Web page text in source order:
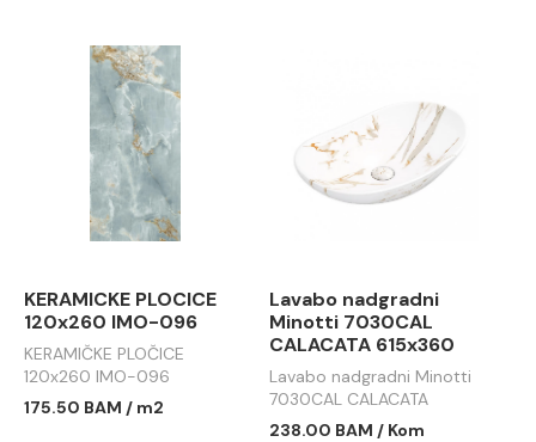
KERAMICKE PLOCICE
120x260 IMO-096
KERAMIČKE PLOČICE
120x260 IMO-096
175.50 BAM / m2
Lavabo nadgradni
Minotti 7030CAL
CALACATA 615x360
Lavabo nadgradni Minotti
7030CAL CALACATA
615x360
238.00 BAM / Kom